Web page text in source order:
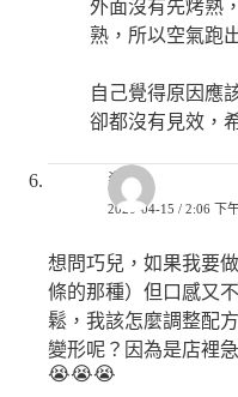
外面沒有先烤熟
熟，所以空氣跑
自己覺得原因應
卻都沒有見效，
殺殺
2020-04-15 / 2:06 下
想問巧兒，如果我要
條的那種）但口感又
鬆，我該怎麼調整配
變形呢？因為是店裡
😭😭😭